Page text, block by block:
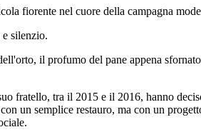
fiorente nel cuore della campagna
silenzio.
il profumo del pane appena
fratello, tra il 2015 e il 2016, hanno
un semplice restauro, ma con un